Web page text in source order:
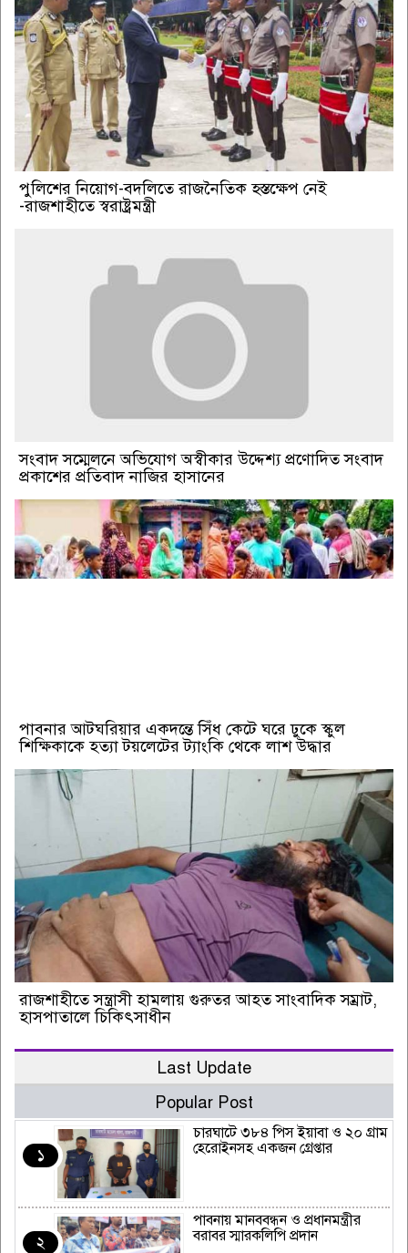
পুলিশের নিয়োগ-বদলিতে রাজনৈতিক হস্তক্ষেপ নেই
-রাজশাহীতে স্বরাষ্ট্রমন্ত্রী
সংবাদ সম্মেলনে অভিযোগ অস্বীকার উদ্দেশ্য প্রণোদিত সংবাদ
প্রকাশের প্রতিবাদ নাজির হাসানের
পাবনার আটঘরিয়ার একদন্তে সিঁধ কেটে ঘরে ঢুকে স্কুল
শিক্ষিকাকে হত্যা টয়লেটের ট্যাংকি থেকে লাশ উদ্ধার
রাজশাহীতে সন্ত্রাসী হামলায় গুরুতর আহত সাংবাদিক সম্রাট,
হাসপাতালে চিকিৎসাধীন
Last Update
Popular Post
১
চারঘাটে ৩৮৪ পিস ইয়াবা ও ২০ গ্রাম
হেরোইনসহ একজন গ্রেপ্তার
২
পাবনায় মানববন্ধন ও প্রধানমন্ত্রীর
বরাবর স্মারকলিপি প্রদান